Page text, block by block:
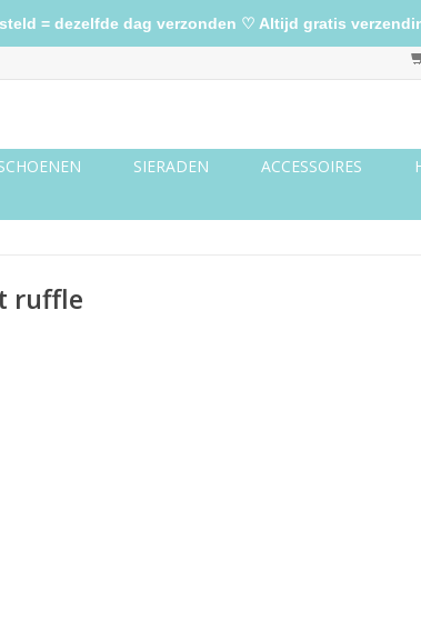
SIERADEN ACCESSOIRES
ruffle
= dezelfde dag verzonden ♡ Altijd gratis